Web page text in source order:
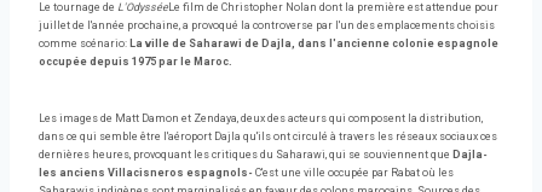
Le tournage de L'OdysséeLe film de Christopher Nolan dont la première est attendue pour
juillet de l'année prochaine, a provoqué la controverse par l'un des emplacements choisis
comme scénario: La ville de Saharawi de Dajla, dans l'ancienne colonie espagnole
occupée depuis 1975 par le Maroc.
Les images de Matt Damon et Zendaya, deux des acteurs qui composent la distribution,
dans ce qui semble être l'aéroport Dajla qu'ils ont circulé à travers les réseaux sociaux ces
dernières heures, provoquant les critiques du Saharawi, qui se souviennent que Dajla-
les anciens Villacisneros espagnols- C'est une ville occupée par Rabat où les